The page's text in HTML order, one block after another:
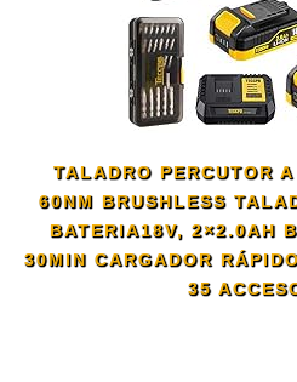
TALADRO PERCUTOR
60NM BRUSHLESS
BATERIA18V, 2×2.0AH
30MIN CARGADOR
35